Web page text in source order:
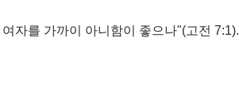
자를 가까이 아니함이 좋으나"(고전 7:1).